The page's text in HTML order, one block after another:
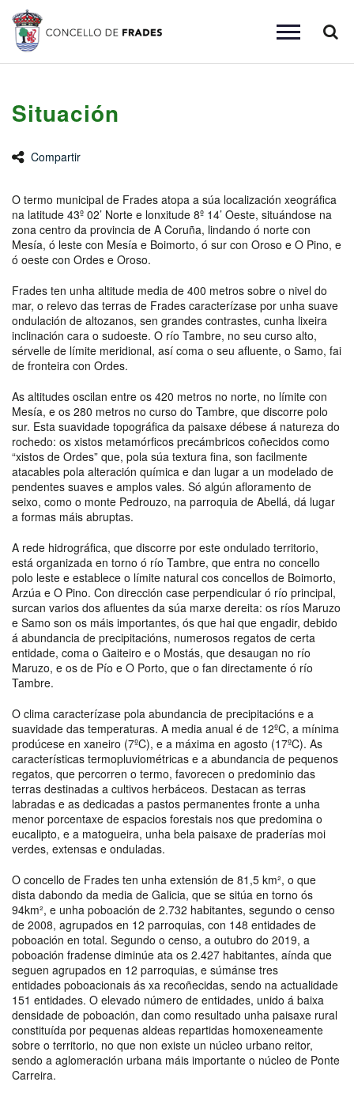
Toggle
Situación
Compartir
O termo municipal de Frades atopa a súa localización xeográfica
na latitude 43º 02’ Norte e lonxitude 8º 14’ Oeste, situándose na
zona centro da provincia de A Coruña, lindando ó norte con
Mesía, ó leste con Mesía e Boimorto, ó sur con Oroso e O Pino, e
ó oeste con Ordes e Oroso.
Frades ten unha altitude media de 400 metros sobre o nivel do
mar, o relevo das terras de Frades caracterízase por unha suave
ondulación de altozanos, sen grandes contrastes, cunha lixeira
inclinación cara o sudoeste. O río Tambre, no seu curso alto,
sérvelle de límite meridional, así coma o seu afluente, o Samo, fai
de fronteira con Ordes.
As altitudes oscilan entre os 420 metros no norte, no límite con
Mesía, e os 280 metros no curso do Tambre, que discorre polo
sur. Esta suavidade topográfica da paisaxe débese á natureza do
rochedo: os xistos metamórficos precámbricos coñecidos como
“xistos de Ordes” que, pola súa textura fina, son facilmente
atacables pola alteración química e dan lugar a un modelado de
pendentes suaves e amplos vales. Só algún afloramento de
seixo, como o monte Pedrouzo, na parroquia de Abellá, dá lugar
a formas máis abruptas.
A rede hidrográfica, que discorre por este ondulado territorio,
está organizada en torno ó río Tambre, que entra no concello
polo leste e establece o límite natural cos concellos de Boimorto,
Arzúa e O Pino. Con dirección case perpendicular ó río principal,
surcan varios dos afluentes da súa marxe dereita: os ríos Maruzo
e Samo son os máis importantes, ós que hai que engadir, debido
á abundancia de precipitacións, numerosos regatos de certa
entidade, coma o Gaiteiro e o Mostás, que desaugan no río
Maruzo, e os de Pío e O Porto, que o fan directamente ó río
Tambre.
O clima caracterízase pola abundancia de precipitacións e a
suavidade das temperaturas. A media anual é de 12ºC, a mínima
prodúcese en xaneiro (7ºC), e a máxima en agosto (17ºC). As
características termopluviométricas e a abundancia de pequenos
regatos, que percorren o termo, favorecen o predominio das
terras destinadas a cultivos herbáceos. Destacan as terras
labradas e as dedicadas a pastos permanentes fronte a unha
menor porcentaxe de espacios forestais nos que predomina o
eucalipto, e a matogueira, unha bela paisaxe de praderías moi
verdes, extensas e onduladas.
O concello de Frades ten unha extensión de 81,5 km², o que
dista dabondo da media de Galicia, que se sitúa en torno ós
94km², e unha poboación de 2.732 habitantes, segundo o censo
de 2008, agrupados en 12 parroquias, con 148 entidades de
poboación en total. Segundo o censo, a outubro do 2019, a
poboación fradense diminúe ata os 2.427 habitantes, aínda que
seguen agrupados en 12 parroquias, e súmánse tres
entidades poboacionais ás xa recoñecidas, sendo na actualidade
151 entidades. O elevado número de entidades, unido á baixa
densidade de poboación, dan como resultado unha paisaxe rural
constituída por pequenas aldeas repartidas homoxeneamente
sobre o territorio, no que non existe un núcleo urbano reitor,
sendo a aglomeración urbana máis importante o núcleo de Ponte
Carreira.